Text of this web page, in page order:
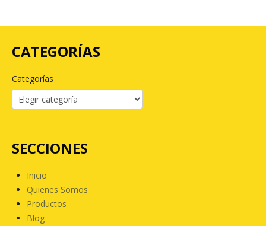
CATEGORÍAS
Categorías
SECCIONES
Inicio
Quienes Somos
Productos
Blog